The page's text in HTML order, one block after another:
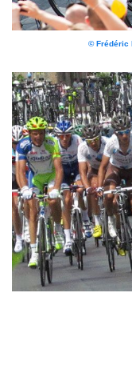
© Frédéric